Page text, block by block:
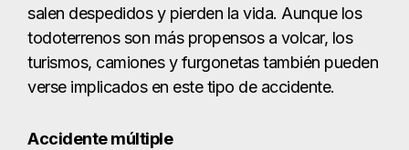
salen despedidos y pierden la vida. Aunque los
todoterrenos son más propensos a volcar, los
turismos, camiones y furgonetas también pueden
verse implicados en este tipo de accidente.
Accidente múltiple